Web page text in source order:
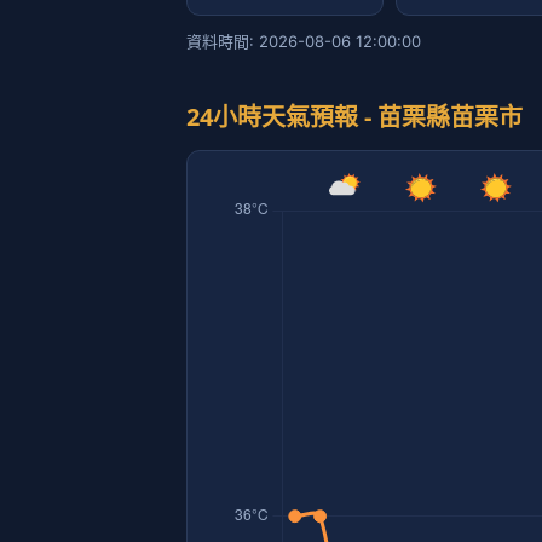
資料時間: 2026-08-06 12:00:00
24小時天氣預報 - 苗栗縣苗栗市